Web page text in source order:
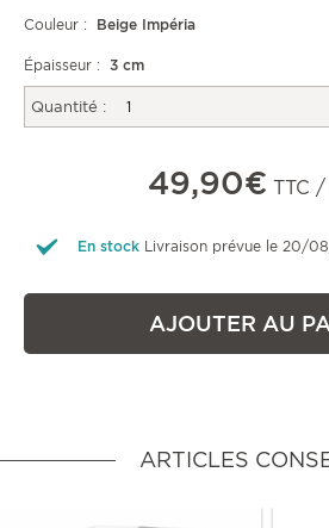
Couleur : Beige Impéria
Épaisseur : 3 cm
Quantité :
49,90€ TTC
En stock Livraison prévue le 20/
AJOUTER AU
ARTICLES